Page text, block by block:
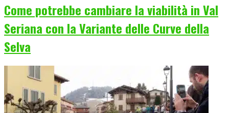
Come potrebbe cambiare la viabilità in Val
Seriana con la Variante delle Curve della
Selva